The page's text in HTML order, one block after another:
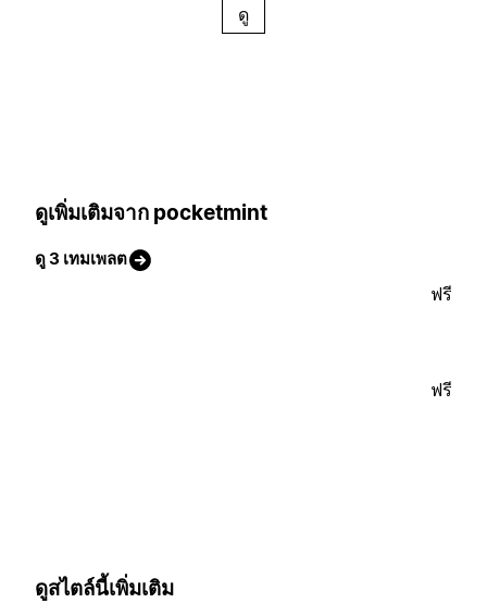
ดู
ดูเพิ่มเติมจาก pocketmint
ดู 3 เทมเพลต
ฟรี
ฟรี
ดูสไตล์นี้เพิ่มเติม